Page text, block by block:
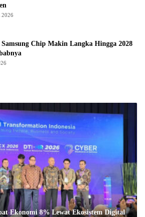
2026
Chip Makin Langka Hingga 2028
Ekonomi 8% Lewat Ekosistem Digital